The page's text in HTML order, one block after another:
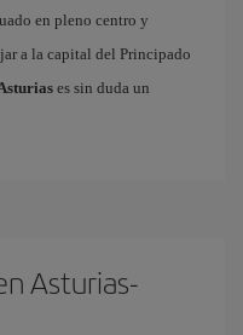
en pleno centro y
a la capital del Principado
es sin duda un
Asturias-